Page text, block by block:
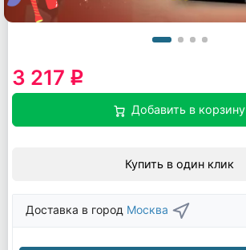
3 217 q
Добавить в корзину
Купить в один клик
Доставка в город Москва